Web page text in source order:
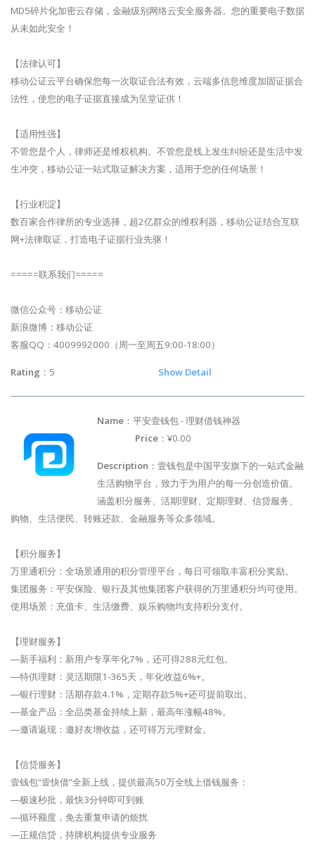
MD5碎片化加密云存储，金融级别网络云安全服务器。您的重要电子数据
从未如此安全！
【法律认可】
移动公证云平台确保您每一次取证合法有效，云端多信息维度加固证据合
法性，使您的电子证据直接成为呈堂证供！
【适用性强】
不管您是个人，律师还是维权机构。不管您是线上发生纠纷还是生活中发
生冲突，移动公证一站式取证解决方案，适用于您的任何场景！
【行业积淀】
数百家合作律所的专业选择，超2亿群众的维权利器，移动公证结合互联
网+法律取证，打造电子证据行业先驱！
=====联系我们=====
微信公众号：移动公证
新浪微博：移动公证
客服QQ：4009992000（周一至周五9:00-18:00）
Rating ：5 Show Detail
Name ：平安壹钱包 - 理财借钱神器
Price ：¥0.00
Description ：壹钱包是中国平安旗下的一站式金融
生活购物平台，致力于为用户的每一分创造价值。
涵盖积分服务、活期理财、定期理财、信贷服务、
购物、生活便民、转账还款、金融服务等众多领域。
【积分服务】
万里通积分：全场景通用的积分管理平台，每日可领取丰富积分奖励。
集团服务：平安保险、银行及其他集团客户获得的万里通积分均可使用。
使用场景：充值卡、生活缴费、娱乐购物均支持积分支付。
【理财服务】
―新手福利：新用户专享年化7%，还可得288元红包。
―特供理财：灵活期限1-365天，年化收益6%+。
―银行理财：活期存款4.1%，定期存款5%+还可提前取出。
―基金产品：全品类基金持续上新，最高年涨幅48%。
―邀请返现：邀好友增收益，还可得万元理财金。
【信贷服务】
壹钱包“壹快借”全新上线，提供最高50万全线上借钱服务：
―极速秒批，最快3分钟即可到账
―循环额度，免去重复申请的烦扰
―正规信贷，持牌机构提供专业服务